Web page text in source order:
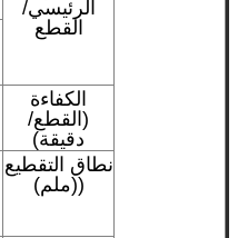
الرئيسي/
القطع
الكفاءة
(القطع/
دقيقة)
نطاق التقطيع
((ملم)